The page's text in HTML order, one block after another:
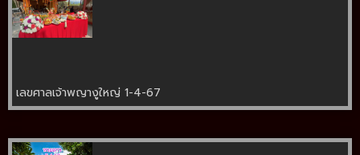
เลขศาลเจ้าพญางูใหญ่ 1-4-67